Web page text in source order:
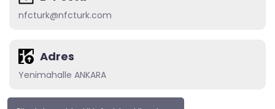
nfcturk@nfcturk.com
Adres
Yenimahalle ANKARA